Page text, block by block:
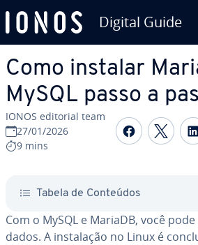
Digital Guide
Como instalar
MySQL passo a
IONOS editorial team
27/01/2026
9 mins
Tabela de Conteúdos
Com o MySQL e MariaDB, você
dados. A ins­ta­la­ção no Linux é